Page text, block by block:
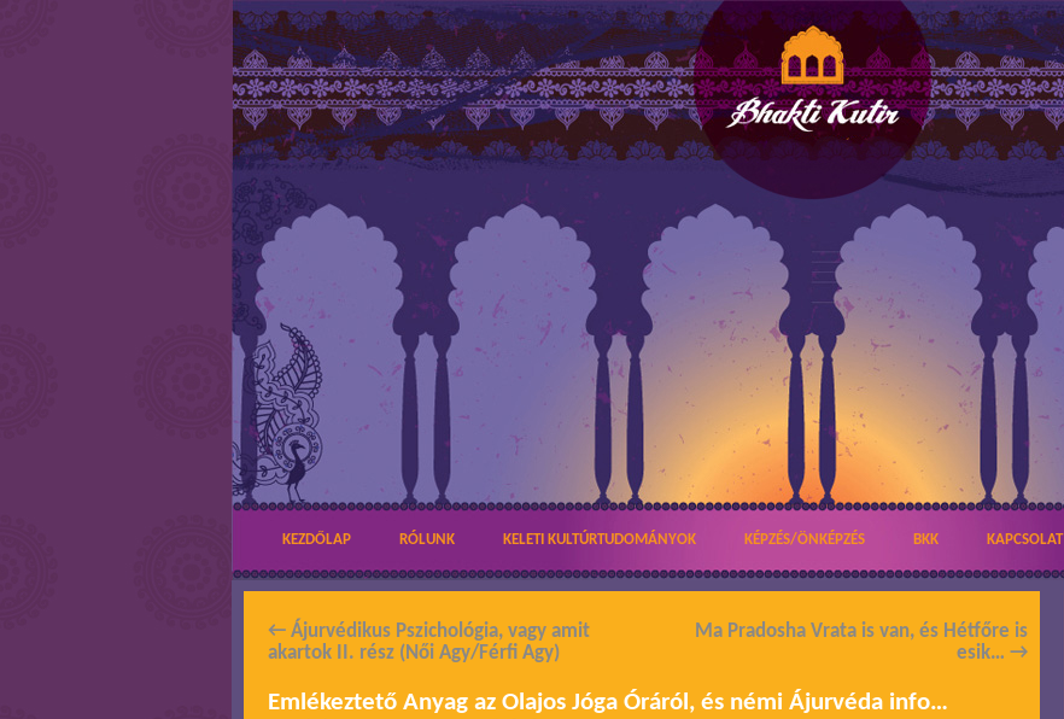
KEZDŐLAP RÓLUNK KELETI KULTÚRTUDOMÁNYOK KÉPZÉS/ÖNKÉPZÉS BKK KAPCSOLAT
← Ájurvédikus Pszichológia, vagy amit
akartok II. rész (Női Agy/Férfi Agy)
Ma Pradosha Vrata is van, és Hétfőre is
esik… →
Emlékeztető Anyag az Olajos Jóga Óráról, és némi Ájurvéda info…